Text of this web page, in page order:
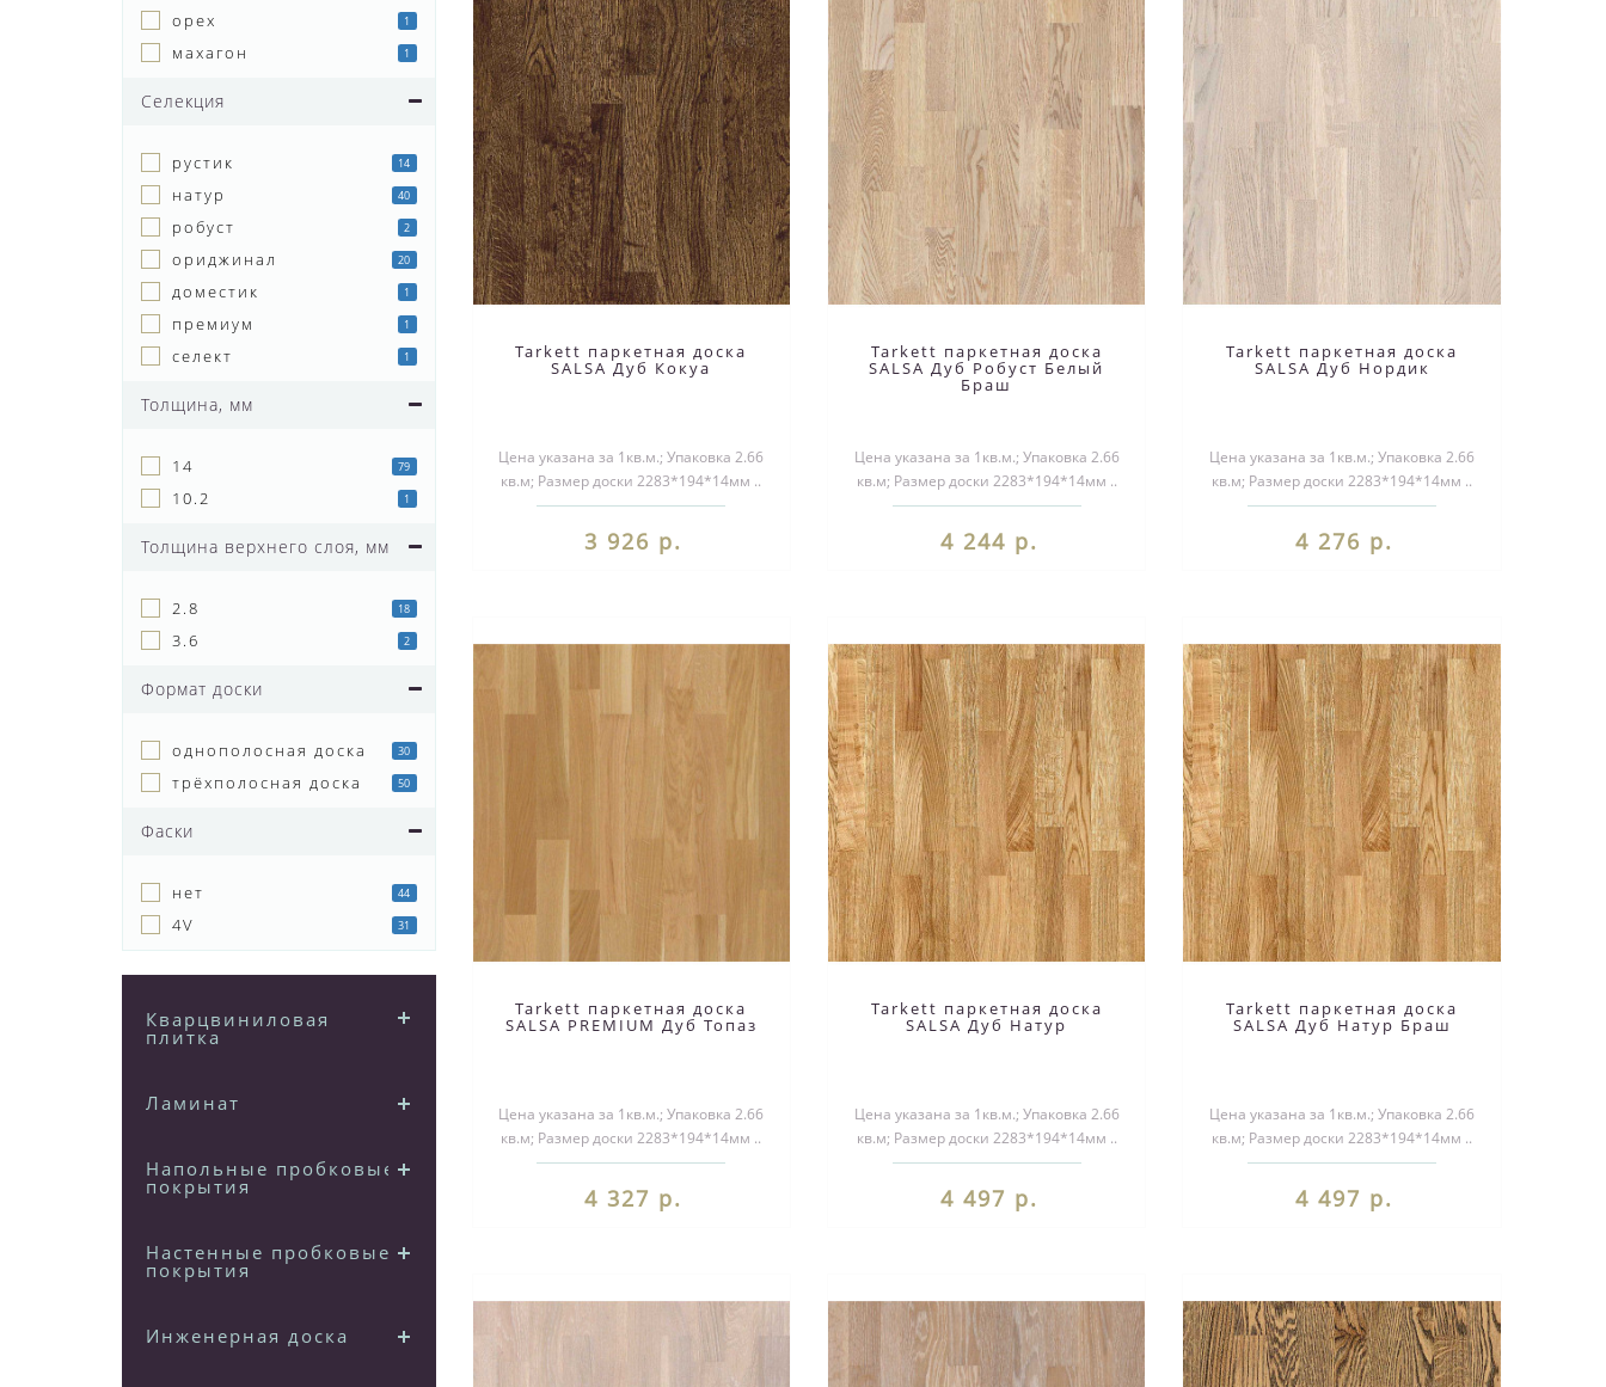
орех 1
махагон 1
Селекция
рустик 14
натур 40
робуст 2
ориджинал 20
доместик 1
премиум 1
селект 1
Толщина, мм
14 79
10.2 1
Толщина верхнего слоя, мм
2.8 18
3.6 2
Формат доски
однополосная доска 30
трёхполосная доска 50
Фаски
нет 44
4V 31
Кварцвиниловая
плитка
Ламинат
Напольные пробковые
покрытия
Настенные пробковые
покрытия
Инженерная доска
Tarkett паркетная доска
SALSA Дуб Кокуа
Цена указана за 1кв.м.; Упаковка 2.66
кв.м; Размер доски 2283*194*14мм ..
3 926 р.
Tarkett паркетная доска
SALSA Дуб Робуст Белый
Браш
Цена указана за 1кв.м.; Упаковка 2.66
кв.м; Размер доски 2283*194*14мм ..
4 244 р.
Tarkett паркетная доска
SALSA Дуб Нордик
Цена указана за 1кв.м.; Упаковка 2.66
кв.м; Размер доски 2283*194*14мм ..
4 276 р.
Tarkett паркетная доска
SALSA PREMIUM Дуб Топаз
Цена указана за 1кв.м.; Упаковка 2.66
кв.м; Размер доски 2283*194*14мм ..
4 327 р.
Tarkett паркетная доска
SALSA Дуб Натур
Цена указана за 1кв.м.; Упаковка 2.66
кв.м; Размер доски 2283*194*14мм ..
4 497 р.
Tarkett паркетная доска
SALSA Дуб Натур Браш
Цена указана за 1кв.м.; Упаковка 2.66
кв.м; Размер доски 2283*194*14мм ..
4 497 р.